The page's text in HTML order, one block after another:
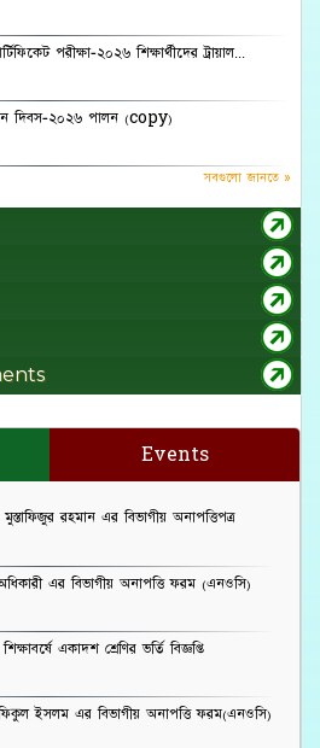
পরীক্ষা-২০২৬ শিক্ষার্থীদের ট্রায়াল...
দিবস-২০২৬ পালন (copy)
সবগুলো জানতে »
Events
রহমান এর বিভাগীয় অনাপত্তিপত্র
এর বিভাগীয় অনাপত্তি ফরম (এনওসি)
একাদশ শ্রেণির ভর্তি বিজ্ঞপ্তি
ইসলম এর বিভাগীয় অনাপত্তি ফরম(এনওসি)